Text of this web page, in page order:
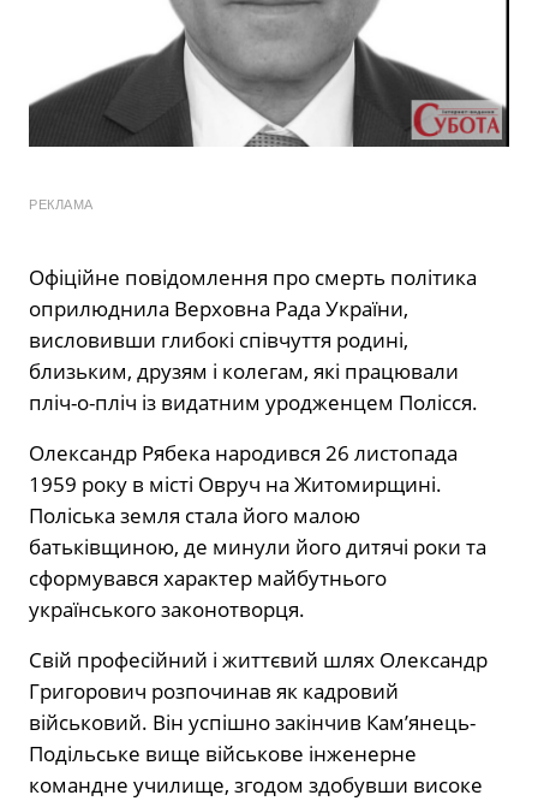
РЕКЛАМА
Офіційне повідомлення про смерть політика
оприлюднила Верховна Рада України,
висловивши глибокі співчуття родині,
близьким, друзям і колегам, які працювали
пліч-о-пліч із видатним уродженцем Полісся.
Олександр Рябека народився 26 листопада
1959 року в місті Овруч на Житомирщині.
Поліська земля стала його малою
батьківщиною, де минули його дитячі роки та
сформувався характер майбутнього
українського законотворця.
Свій професійний і життєвий шлях Олександр
Григорович розпочинав як кадровий
військовий. Він успішно закінчив Кам’янець-
Подільське вище військове інженерне
командне училище, згодом здобувши високе